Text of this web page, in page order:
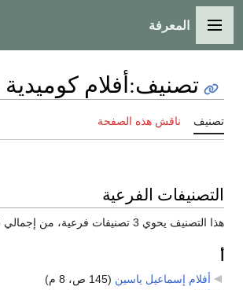
القائمة الرئيسية
المعرفة
تصنيف:أفلام
تصنيف ناقش هذه الصفحة
التصنيفات الفرعية
هذا التصنيف يحوي 3 تصنيفات فرعية، من إجمالي 3.
أفلام إسماعيل ياسين (145 ص، 8 م)